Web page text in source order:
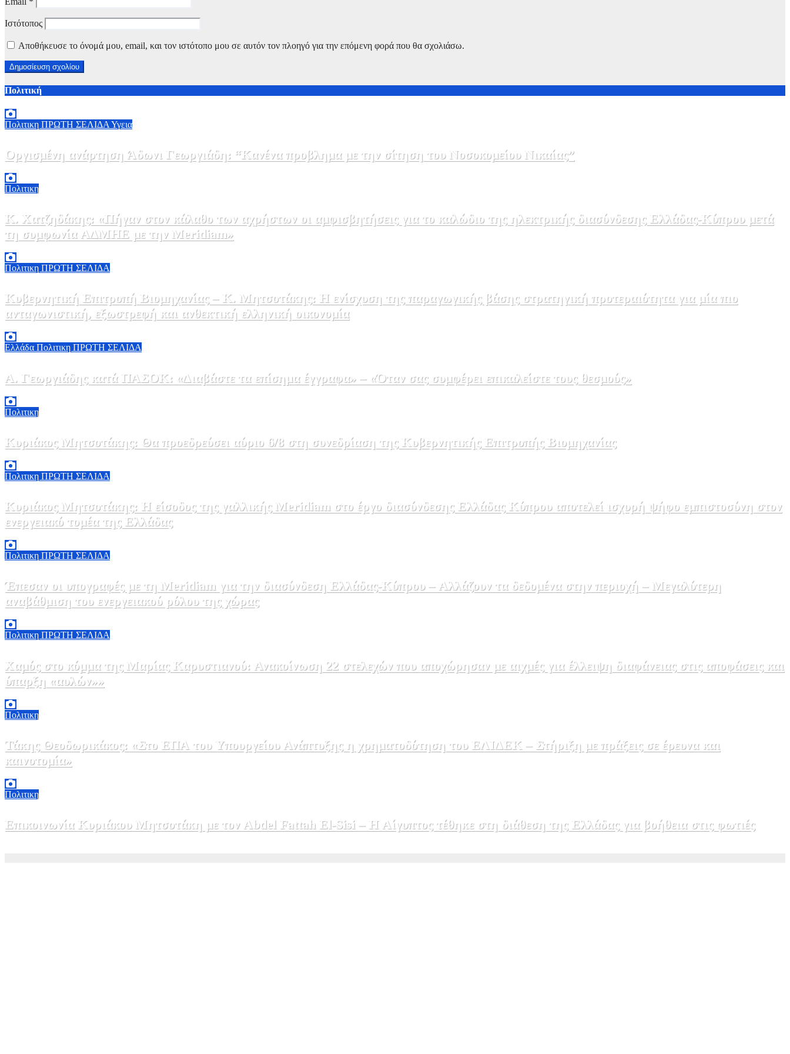
Ιστότοπος
Αποθήκευσε το όνομά μου, email, και τον ιστότοπο μου σε αυτόν τον πλοηγό για την επόμενη φορά που θα σχολιάσω.
Πολιτική
Πολιτικη ΠΡΩΤΗ ΣΕΛΙΔΑ Υγεια
Οργισμένη ανάρτηση Άδωνι Γεωργιάδη: “Κανένα προβλημα με την σίτηση του Νοσοκομείου Νικαίας”
Πολιτικη
Κ. Χατζηδάκης: «Πήγαν στον κάλαθο των αχρήστων οι αμφισβητήσεις για το καλώδιο της ηλεκτρικής διασύνδεσης Ελλάδας-Κύπρου μετά
τη συμφωνία ΑΔΜΗΕ με την Meridiam»
Πολιτικη ΠΡΩΤΗ ΣΕΛΙΔΑ
Κυβερνητική Επιτροπή Βιομηχανίας – Κ. Μητσοτάκης: Η ενίσχυση της παραγωγικής βάσης στρατηγική προτεραιότητα για μία πιο
ανταγωνιστική, εξωστρεφή και ανθεκτική ελληνική οικονομία
Ελλάδα Πολιτικη ΠΡΩΤΗ ΣΕΛΙΔΑ
Α. Γεωργιάδης κατά ΠΑΣΟΚ: «Διαβάστε τα επίσημα έγγραφα» – «Όταν σας συμφέρει επικαλείστε τους θεσμούς»
Πολιτικη
Κυριάκος Μητσοτάκης: Θα προεδρεύσει αύριο 6/8 στη συνεδρίαση της Κυβερνητικής Επιτροπής Βιομηχανίας
Πολιτικη ΠΡΩΤΗ ΣΕΛΙΔΑ
Κυριάκος Μητσοτάκης: Η είσοδος της γαλλικής Meridiam στο έργο διασύνδεσης Ελλάδας Κύπρου αποτελεί ισχυρή ψήφο εμπιστοσύνη στον
ενεργειακό τομέα της Ελλάδας
Πολιτικη ΠΡΩΤΗ ΣΕΛΙΔΑ
Έπεσαν οι υπογραφές με τη Meridiam για την διασύνδεση Ελλάδας-Κύπρου – Αλλάζουν τα δεδομένα στην περιοχή – Μεγαλύτερη
αναβάθμιση του ενεργειακού ρόλου της χώρας
Πολιτικη ΠΡΩΤΗ ΣΕΛΙΔΑ
Χαμός στο κόμμα της Μαρίας Καρυστιανού: Ανακοίνωση 22 στελεχών που αποχώρησαν με αιχμές για έλλειψη διαφάνειας στις αποφάσεις και
ύπαρξη «αυλών»»
Πολιτικη
Τάκης Θεοδωρικάκος: «Στο ΕΠΑ του Υπουργείου Ανάπτυξης η χρηματοδότηση του ΕΛΙΔΕΚ – Στήριξη με πράξεις σε έρευνα και
καινοτομία»
Πολιτικη
Επικοινωνία Κυριάκου Μητσοτάκη με τον Abdel Fattah El-Sisi – Η Αίγυπτος τέθηκε στη διάθεση της Ελλάδας για βοήθεια στις φωτιές